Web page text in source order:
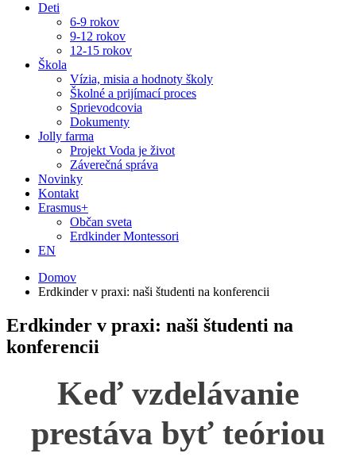
Deti
6-9 rokov
9-12 rokov
12-15 rokov
Škola
Vízia, misia a hodnoty školy
Školné a prijímací proces
Sprievodcovia
Dokumenty
Jolly farma
Projekt Voda je život
Záverečná správa
Novinky
Kontakt
Erasmus+
Občan sveta
Erdkinder Montessori
EN
Domov
Erdkinder v praxi: naši študenti na konferencii
Erdkinder v praxi: naši študenti na
konferencii
Keď vzdelávanie
prestáva byť teóriou